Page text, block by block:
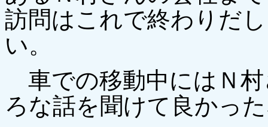
訪問はこれで終わりだ
い。
車での移動中にはＮ
ろな話を聞けて良かっ